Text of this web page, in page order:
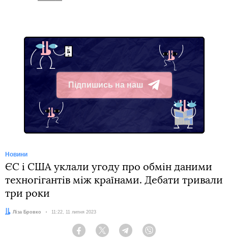
Підпишись на наш
Telegram
Новини
ЄС і США уклали угоду про обмін даними
техногігантів між країнами. Дебати тривали
три роки
Автор:
Ліза Бровко Дата:
11:22, 11 липня 2023
Facebook Twitter Telegram